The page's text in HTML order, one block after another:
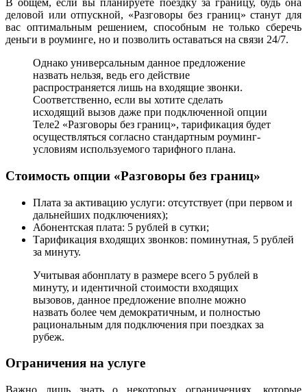
В общем, если вы планируете поездку за границу, будь она
деловой или отпускной, «Разговоры без границ» станут для
вас оптимальным решением, способным не только сберечь
деньги в роуминге, но и позволить оставаться на связи 24/7.
Однако универсальным данное предложение
назвать нельзя, ведь его действие
распространяется лишь на входящие звонки.
Соответственно, если вы хотите сделать
исходящий вызов даже при подключенной опции
Теле2 «Разговоры без границ», тарификация будет
осуществляться согласно стандартным роуминг-
условиям используемого тарифного плана.
Стоимость опции «Разговоры без границ»
Плата за активацию услуги: отсутствует (при первом и
дальнейших подключениях);
Абонентская плата: 5 рублей в сутки;
Тарификация входящих звонков: поминутная, 5 рублей
за минуту.
Учитывая абонплату в размере всего 5 рублей в
минуту, и идентичной стоимости входящих
вызовов, данное предложение вполне можно
назвать более чем демократичным, и полностью
рациональным для подключения при поездках за
рубеж.
Ограничения на услуге